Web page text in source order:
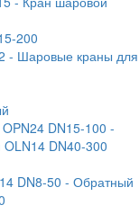
200
- Шаровые краны для
DN15-100 -
DN40-300
DN8-50 - Обратный